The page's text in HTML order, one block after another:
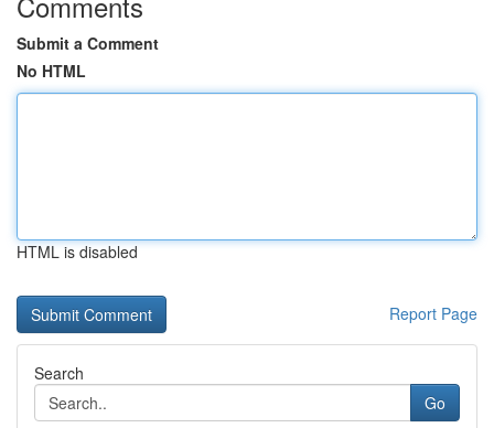
Submit a Comment
No HTML
HTML is disabled
Report Page
Search
Go